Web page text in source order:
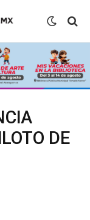
DE